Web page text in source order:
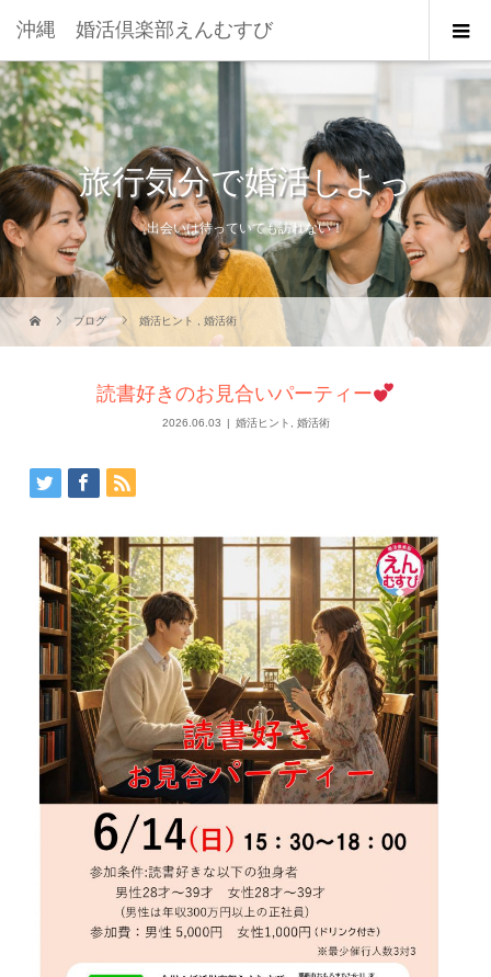
沖縄 婚活倶楽部えんむすび
旅行気分で婚活しよっ
出会いは待っていても訪れない！
ブログ 婚活ヒント ,婚活術
読書好きのお見合いパーティー
2026.06.03 婚活ヒント 婚活術